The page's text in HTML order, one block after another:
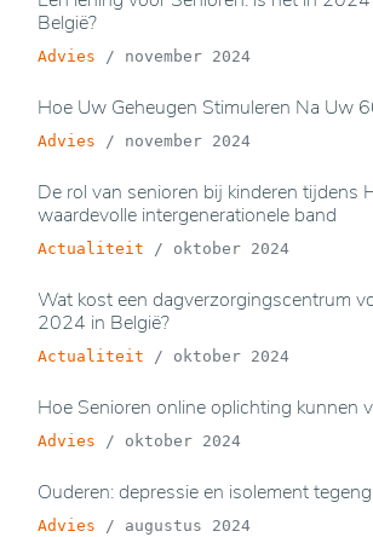
België?
Advies / november 2024
Hoe Uw Geheugen Stimuleren Na Uw
Advies / november 2024
De rol van senioren bij kinderen tijdens
waardevolle intergenerationele band
Actualiteit / oktober 2024
Wat kost een dagverzorgingscentrum
2024 in België?
Actualiteit / oktober 2024
Hoe Senioren online oplichting kunnen
Advies / oktober 2024
Ouderen: depressie en isolement
Advies / augustus 2024